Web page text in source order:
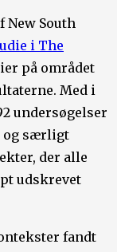
New South
i The
på området
Med i
undersøgelser
og særligt
der alle
udskrevet
fandt